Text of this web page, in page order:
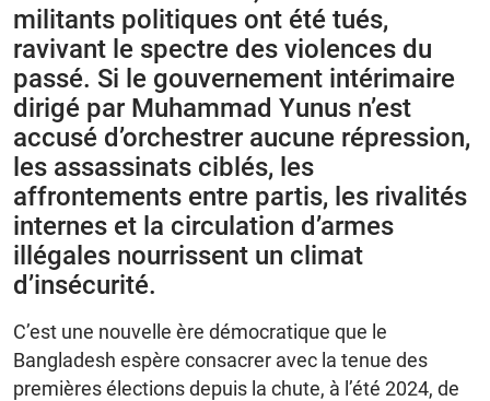
militants politiques ont été tués,
ravivant le spectre des violences du
passé. Si le gouvernement intérimaire
dirigé par Muhammad Yunus n’est
accusé d’orchestrer aucune répression,
les assassinats ciblés, les
affrontements entre partis, les rivalités
internes et la circulation d’armes
illégales nourrissent un climat
d’insécurité.
C’est une nouvelle ère démocratique que le
Bangladesh espère consacrer avec la tenue des
premières élections depuis la chute, à l’été 2024, de